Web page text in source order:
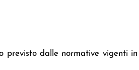
previsto dalle normative vigenti